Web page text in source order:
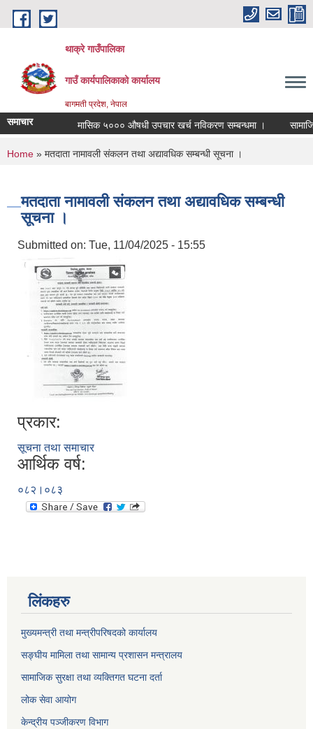
Skip to main content
थाक्रे गाउँपालिका
गाउँ कार्यपालिकाको कार्यालय
बागमती प्रदेश, नेपाल
समाचार मासिक ५००० औषधी उपचार खर्च नविकरण सम्बन्धमा ।
You are here
Home » मतदाता नामावली संकलन तथा अद्यावधिक सम्बन्धी सूचना ।
मतदाता नामावली संकलन तथा अद्यावधिक सम्बन्धी
सूचना ।
Submitted on: Tue, 11/04/2025 - 15:55
प्रकार:
सूचना तथा समाचार
आर्थिक वर्ष:
०८२।०८३
लिंकहरु
मुख्यमन्त्री तथा मन्त्रीपरिषदको कार्यालय
सङ्घीय मामिला तथा सामान्य प्रशासन मन्त्रालय
सामाजिक सुरक्षा तथा व्यक्तिगत घटना दर्ता
लोक सेवा आयोग
केन्द्रीय पञ्जीकरण विभाग